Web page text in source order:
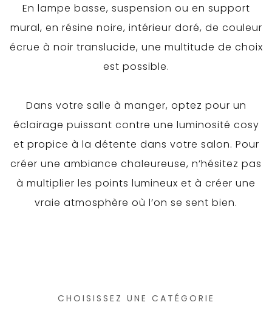
En lampe basse, suspension ou en support
mural, en résine noire, intérieur doré, de couleur
écrue à noir translucide, une multitude de choix
est possible.
Dans votre salle à manger, optez pour un
éclairage puissant contre une luminosité cosy
et propice à la détente dans votre salon. Pour
créer une ambiance chaleureuse, n’hésitez pas
à multiplier les points lumineux et à créer une
vraie atmosphère où l’on se sent bien.
CHOISISSEZ UNE CATÉGORIE